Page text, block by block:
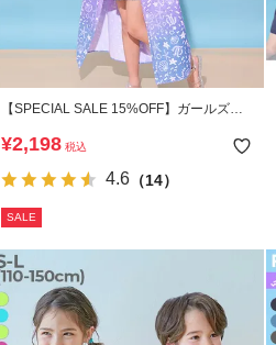
【SPECIAL SALE 15%OFF】ガールズラ
¥2,198 税込
4.6 （14）
SALE